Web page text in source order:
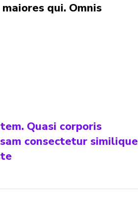
qui. Omnis
Quasi corporis
consectetur similique